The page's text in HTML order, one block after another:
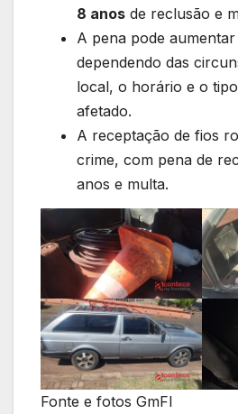
8 anos de reclusão e
A pena pode
dependendo das
local, o horário e o
afetado.
A receptação de fios
crime, com pena de
anos e multa.
Fonte e fotos GmFI